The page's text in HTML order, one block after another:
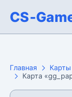
CS-
Главная
Карты
Карта